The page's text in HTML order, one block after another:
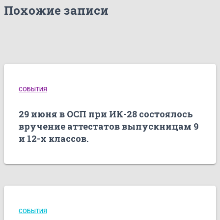
Похожие записи
СОБЫТИЯ
29 июня в ОСП при ИК-28 состоялось
вручение аттестатов выпускницам 9
и 12-х классов.
СОБЫТИЯ